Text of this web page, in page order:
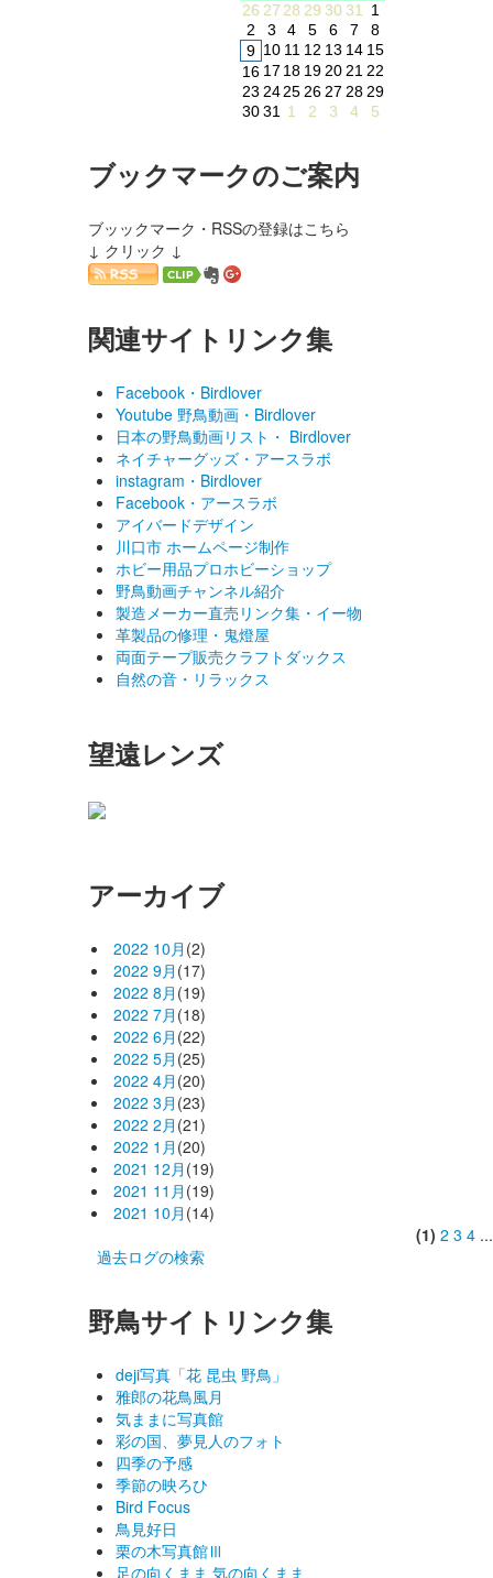
26 27 28 29 30 31
1
2
3 4 5 6 7
8
9 10 11 12 13 14 15
16 17 18 19 20 21 22
23 24 25 26 27 28 29
30 31 1 2 3 4 5
ブックマークのご案内
ブッックマーク・RSSの登録はこちら
↓ クリック ↓
関連サイトリンク集
Facebook・Birdlover
Youtube 野鳥動画・Birdlover
日本の野鳥動画リスト・ Birdlover
ネイチャーグッズ・アースラボ
instagram・Birdlover
Facebook・アースラボ
アイバードデザイン
川口市 ホームページ制作
ホビー用品プロホビーショップ
野鳥動画チャンネル紹介
製造メーカー直売リンク集・イー物
革製品の修理・鬼燈屋
両面テープ販売クラフトダックス
自然の音・リラックス
望遠レンズ
アーカイブ
2022 10月 (2)
2022 9月 (17)
2022 8月 (19)
2022 7月 (18)
2022 6月 (22)
2022 5月 (25)
2022 4月 (20)
2022 3月 (23)
2022 2月 (21)
2022 1月 (20)
2021 12月 (19)
2021 11月 (19)
2021 10月 (14)
(1) 2 3 4
過去ログの検索
野鳥サイトリンク集
deji写真「花 昆虫 野鳥」
雅郎の花鳥風月
気ままに写真館
彩の国、夢見人のフォト
四季の予感
季節の映ろひ
Bird Focus
鳥見好日
栗の木写真館Ⅲ
足の向くまま 気の向くまま